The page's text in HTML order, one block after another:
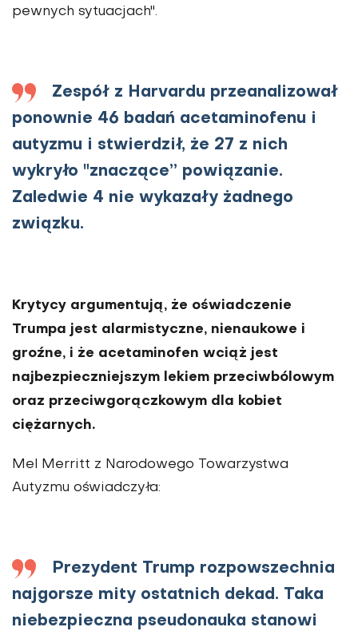
pewnych sytuacjach".
Zespół z Harvardu przeanalizował
ponownie 46 badań acetaminofenu i
autyzmu i stwierdził, że 27 z nich
wykryło "znaczące” powiązanie.
Zaledwie 4 nie wykazały żadnego
związku.
Krytycy argumentują, że oświadczenie
Trumpa jest alarmistyczne, nienaukowe i
groźne, i że acetaminofen wciąż jest
najbezpieczniejszym lekiem przeciwbólowym
oraz przeciwgorączkowym dla kobiet
ciężarnych.
Mel Merritt z Narodowego Towarzystwa
Autyzmu oświadczyła:
Prezydent Trump rozpowszechnia
najgorsze mity ostatnich dekad. Taka
niebezpieczna pseudonauka stanowi